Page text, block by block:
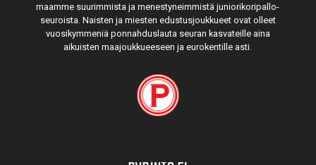
maamme suurim­mista ja menes­tyneim­mistä juni­ori­kori­pallo­
seuroista. Naisten ja miesten edustus­joukkueet ovat olleet
vuosi­kymmeniä ponnahdus­lauta seuran kasvateille aina
aikuisten maa­joukkueeseen ja euro­kentille asti.